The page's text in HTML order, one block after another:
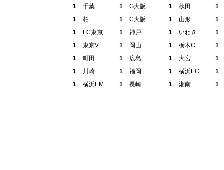
1
千葉 1
G大阪
1
柏 1
C大阪
1
FC東京 1
神戸
1
東京V 1
岡山
1
町田 1
広島
1
川崎 1
福岡
1
横浜FM 1 長崎
1
秋田
1
1
山形
1
1
いわき
1
1
栃木C
1
1
大宮
1
1
横浜FC
1
1
湘南 1